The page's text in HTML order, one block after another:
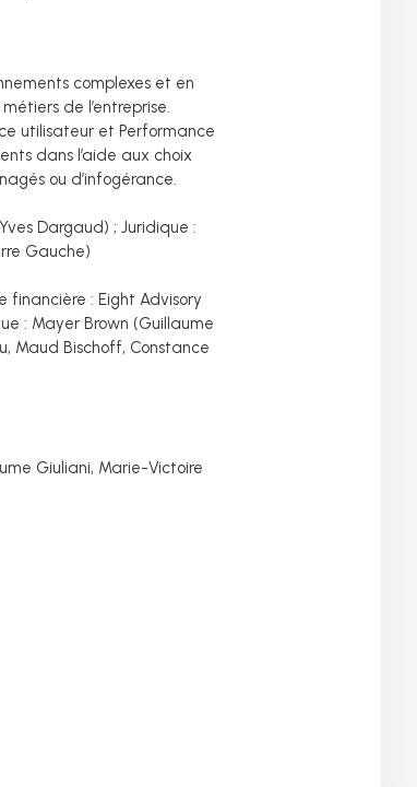
complexes et en
de l’entreprise.
utilisateur et Performance
dans l’aide aux choix
ou d’infogérance.
Dargaud) ; Juridique :
Gauche)
financière : Eight Advisory
: Mayer Brown (Guillaume
Maud Bischoff, Constance
Giuliani, Marie-Victoire